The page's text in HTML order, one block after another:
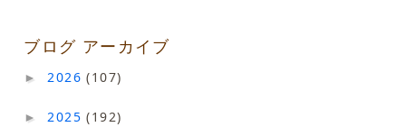
ブログ アーカイブ
►2026(107)
►2025(192)